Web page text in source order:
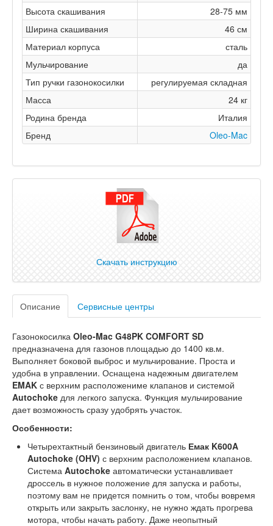
Высота скашивания
28-75 мм
Ширина скашивания
46 см
Материал корпуса
сталь
Мульчирование
да
Тип ручки газонокосилки
регулируемая складная
Масса
24 кг
Родина бренда
Италия
Бренд
Oleo-Mac
Скачать инструкцию
Описание Сервисные центры
Газонокосилка Oleo-Mac G48PK COMFORT SD
предназначена для газонов площадью до 1400 кв.м.
Выполняет боковой выброс и мульчирование. Проста и
удобна в управлении. Оснащена надежным двигателем
EMAK с верхним расположениме клапанов и системой
Autochoke для легкого запуска. Функция мульчирование
дает возможность сразу удобрять участок.
Особенности:
Четырехтактный бензиновый двигатель Емак K600A
Autochoke (OHV) с верхним расположением клапанов.
Система Autochoke автоматически устанавливает
дроссель в нужное положение для запуска и работы,
поэтому вам не придется помнить о том, чтобы вовремя
открыть или закрыть заслонку, не нужно ждать прогрева
мотора, чтобы начать работу. Даже неопытный